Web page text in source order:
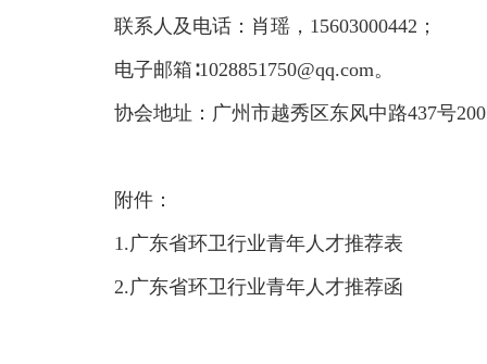
联系人及电话：肖瑶，15603000442；
电子邮箱∶1028851750@qq.com。
协会地址：广州市越秀区东风中路437号
附件：
1.广东省环卫行业青年人才推荐表
2.广东省环卫行业青年人才推荐函